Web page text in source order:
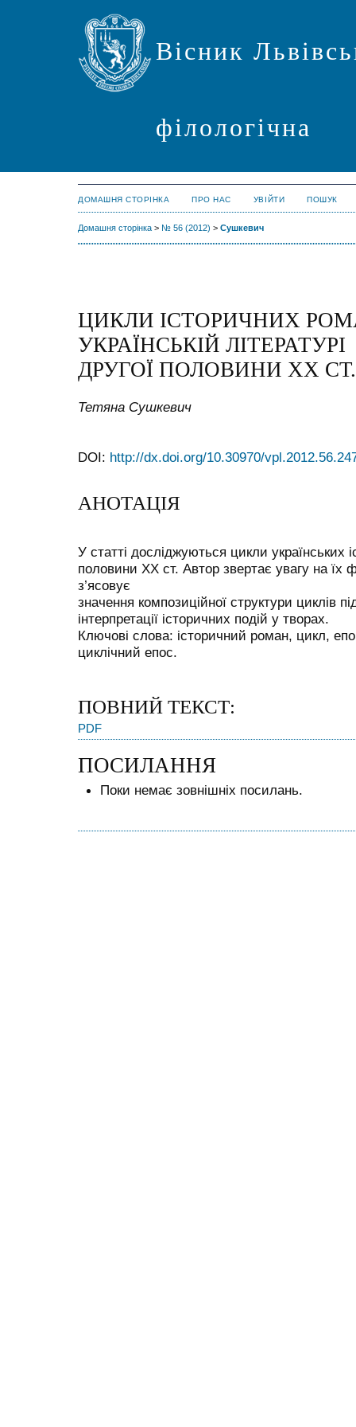
Вісник
філологічна
ДОМАШНЯ СТОРІНКА ПРО НАС УВІЙТИ ПОШУК
Домашня сторінка > № 56 (2012) > Сушкевич
ЦИКЛИ ІСТОРИЧНИХ
УКРАЇНСЬКІЙ ЛІТЕРАТУРІ
ДРУГОЇ ПОЛОВИНИ ХХ СТ.
Тетяна Сушкевич
DOI: http://dx.doi.org/10.30970/
АНОТАЦІЯ
У статті досліджуються цикли українських
половини ХХ ст. Автор звертає увагу на їх
з’ясовує
значення композиційної структури циклів
інтерпретації історичних подій у творах.
Ключові слова: історичний роман, цикл,
циклічний епос.
ПОВНИЙ ТЕКСТ:
PDF
ПОСИЛАННЯ
Поки немає зовнішніх посилань.